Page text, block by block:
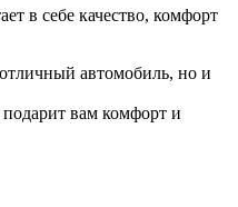
в себе качество, комфорт
автомобиль, но и
вам комфорт и